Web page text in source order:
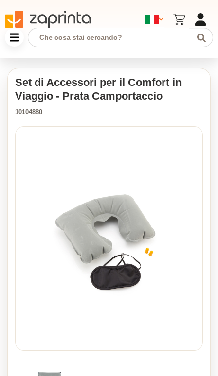
Set di Accessori per il Comfort in
Viaggio - Prata Camportaccio
10104880